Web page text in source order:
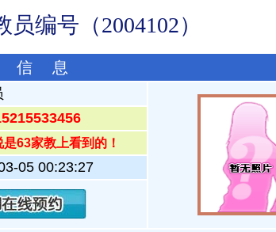
编号（2004102）
信 息
63家教上看到的！
05 00:23:27